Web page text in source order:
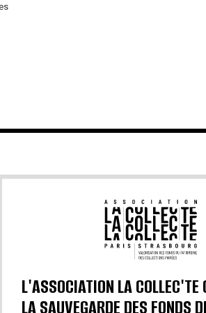
L'ASSOCIATION LA COLLEC'TE
LA SAUVEGARDE DES FONDS